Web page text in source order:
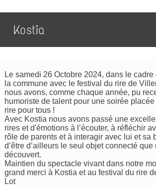
Kostia
Le samedi 26 Octobre 2024, dans le
la commune avec le festival du rire de
nous avons, comme chaque année, pu
humoriste de talent pour une soirée
rire pour tous !
Avec Kostia nous avons passé une
rires et d'émotions à l’écouter, à réfléchir
rôle de parents et à interagir avec lui et sa
d’être d’ailleurs le seul objet connecté
découvert.
Maintien du spectacle vivant dans notre
grand merci à Kostia et au festival du rire
Lot